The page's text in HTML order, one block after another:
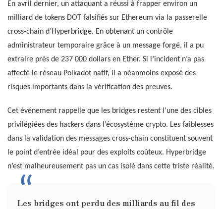
En avril dernier, un attaquant a réussi à frapper environ un
milliard de tokens DOT falsifiés sur Ethereum via la passerelle
cross-chain d’Hyperbridge. En obtenant un contrôle
administrateur temporaire grâce à un message forgé, il a pu
extraire près de 237 000 dollars en Ether. Si l’incident n’a pas
affecté le réseau Polkadot natif, il a néanmoins exposé des
risques importants dans la vérification des preuves.
Cet événement rappelle que les bridges restent l’une des cibles
privilégiées des hackers dans l’écosystème crypto. Les faiblesses
dans la validation des messages cross-chain constituent souvent
le point d’entrée idéal pour des exploits coûteux. Hyperbridge
n’est malheureusement pas un cas isolé dans cette triste réalité.
Les bridges ont perdu des milliards au fil des